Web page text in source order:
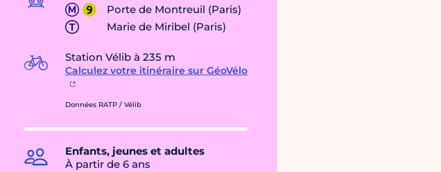
Porte de Montreuil (Paris)
Marie de Miribel (Paris)
Station Vélib à 235 m
Calculez votre itinéraire sur GéoVélo
Données RATP / Vélib
Enfants, jeunes et adultes
À partir de 6 ans